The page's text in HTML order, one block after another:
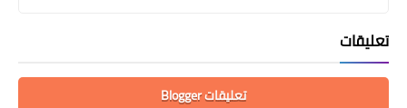
تعليقات
تعليقات Blogger